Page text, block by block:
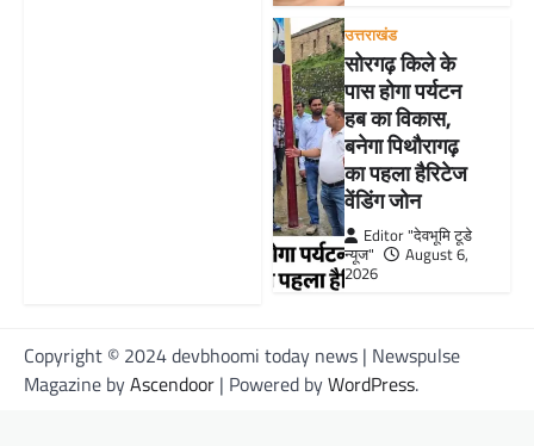
उत्तराखंड
सोरगढ़ किले के
पास होगा पर्यटन
हब का विकास,
बनेगा पिथौरागढ़
का पहला हैरिटेज
वेंडिंग जोन
Editor "देवभूमि टूडे
न्यूज"
August 6,
2026
Copyright © 2024 devbhoomi today news | Newspulse
Magazine byAscendoor | Powered byWordPress.